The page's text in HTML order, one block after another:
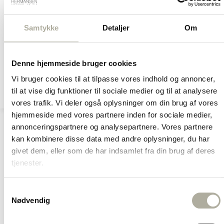
Samtykke Detaljer Om
Denne hjemmeside bruger cookies
Vi bruger cookies til at tilpasse vores indhold og annoncer,
til at vise dig funktioner til sociale medier og til at analysere
vores trafik. Vi deler også oplysninger om din brug af vores
hjemmeside med vores partnere inden for sociale medier,
annonceringspartnere og analysepartnere. Vores partnere
kan kombinere disse data med andre oplysninger, du har
givet dem, eller som de har indsamlet fra din brug af deres
tjenester.
Nødvendig
Guld køb/vurdering
Privatlivspolitik
Shop
Dåbsartikler
Sparebøsser
Nordahl Andersen
Fortinnet sparebøsse Mumrikken
sparebøsse Mumrikken